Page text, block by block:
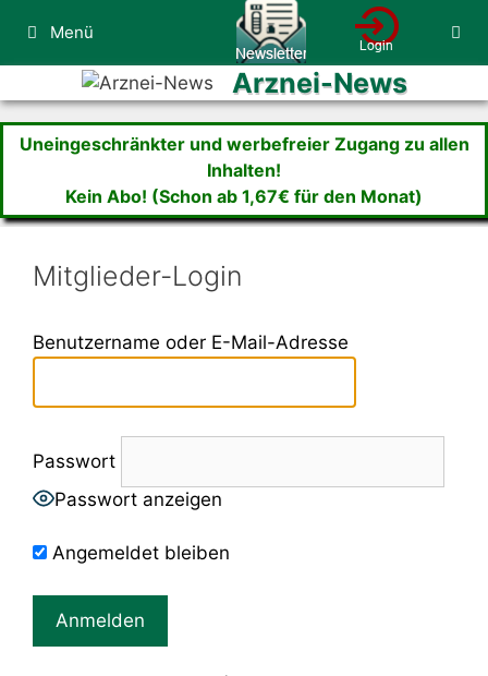
Inhalt
springen
Menü
Arznei-News
Uneingeschränkter und werbefreier Zugang zu allen
Inhalten!
Kein Abo! (Schon ab 1,67€ für den Monat)
Mitglieder-Login
Benutzername oder E-Mail-Adresse
Passwort
Passwort anzeigen
Angemeldet bleiben